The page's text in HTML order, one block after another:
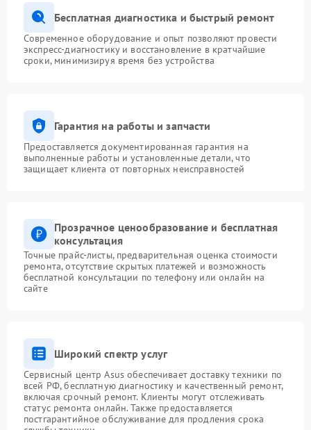
Бесплатная диагностика и быстрый ремонт
Современное оборудование и опыт позволяют провести
экспресс-диагностику и восстановление в кратчайшие
сроки, минимизируя время без устройства
Гарантия на работы и запчасти
Предоставляется документированная гарантия на
выполненные работы и установленные детали, что
защищает клиента от повторных неисправностей
Прозрачное ценообразование и бесплатная
консультация
Точные прайс-листы, предварительная оценка стоимости
ремонта, отсутствие скрытых платежей и возможность
бесплатной консультации по телефону или онлайн на
сайте
Широкий спектр услуг
Сервисный центр Asus обеспечивает доставку техники по
всей РФ, бесплатную диагностику и качественный ремонт,
включая срочный ремонт. Клиенты могут отслеживать
статус ремонта онлайн. Также предоставляется
постгарантийное обслуживание для продления срока